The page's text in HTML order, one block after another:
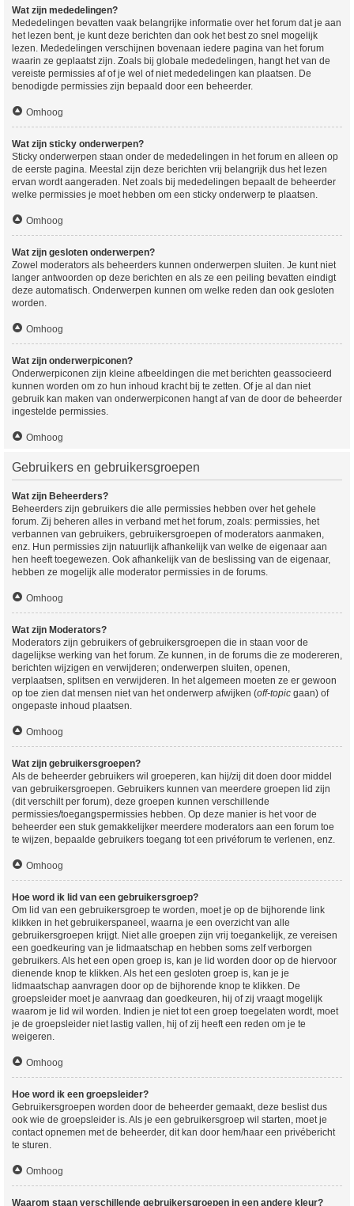
Wat zijn mededelingen?
Mededelingen bevatten vaak belangrijke informatie over het forum dat je aan
het lezen bent, je kunt deze berichten dan ook het best zo snel mogelijk
lezen. Mededelingen verschijnen bovenaan iedere pagina van het forum
waarin ze geplaatst zijn. Zoals bij globale mededelingen, hangt het van de
vereiste permissies af of je wel of niet mededelingen kan plaatsen. De
benodigde permissies zijn bepaald door een beheerder.
Omhoog
Wat zijn sticky onderwerpen?
Sticky onderwerpen staan onder de mededelingen in het forum en alleen op
de eerste pagina. Meestal zijn deze berichten vrij belangrijk dus het lezen
ervan wordt aangeraden. Net zoals bij mededelingen bepaalt de beheerder
welke permissies je moet hebben om een sticky onderwerp te plaatsen.
Omhoog
Wat zijn gesloten onderwerpen?
Zowel moderators als beheerders kunnen onderwerpen sluiten. Je kunt niet
langer antwoorden op deze berichten en als ze een peiling bevatten eindigt
deze automatisch. Onderwerpen kunnen om welke reden dan ook gesloten
worden.
Omhoog
Wat zijn onderwerpiconen?
Onderwerpiconen zijn kleine afbeeldingen die met berichten geassocieerd
kunnen worden om zo hun inhoud kracht bij te zetten. Of je al dan niet
gebruik kan maken van onderwerpiconen hangt af van de door de beheerder
ingestelde permissies.
Omhoog
Gebruikers en gebruikersgroepen
Wat zijn Beheerders?
Beheerders zijn gebruikers die alle permissies hebben over het gehele
forum. Zij beheren alles in verband met het forum, zoals: permissies, het
verbannen van gebruikers, gebruikersgroepen of moderators aanmaken,
enz. Hun permissies zijn natuurlijk afhankelijk van welke de eigenaar aan
hen heeft toegewezen. Ook afhankelijk van de beslissing van de eigenaar,
hebben ze mogelijk alle moderator permissies in de forums.
Omhoog
Wat zijn Moderators?
Moderators zijn gebruikers of gebruikersgroepen die in staan voor de
dagelijkse werking van het forum. Ze kunnen, in de forums die ze modereren,
berichten wijzigen en verwijderen; onderwerpen sluiten, openen,
verplaatsen, splitsen en verwijderen. In het algemeen moeten ze er gewoon
op toe zien dat mensen niet van het onderwerp afwijken (off-topic gaan) of
ongepaste inhoud plaatsen.
Omhoog
Wat zijn gebruikersgroepen?
Als de beheerder gebruikers wil groeperen, kan hij/zij dit doen door middel
van gebruikersgroepen. Gebruikers kunnen van meerdere groepen lid zijn
(dit verschilt per forum), deze groepen kunnen verschillende
permissies/toegangspermissies hebben. Op deze manier is het voor de
beheerder een stuk gemakkelijker meerdere moderators aan een forum toe
te wijzen, bepaalde gebruikers toegang tot een privéforum te verlenen, enz.
Omhoog
Hoe word ik lid van een gebruikersgroep?
Om lid van een gebruikersgroep te worden, moet je op de bijhorende link
klikken in het gebruikerspaneel, waarna je een overzicht van alle
gebruikersgroepen krijgt. Niet alle groepen zijn vrij toegankelijk, ze vereisen
een goedkeuring van je lidmaatschap en hebben soms zelf verborgen
gebruikers. Als het een open groep is, kan je lid worden door op de hiervoor
dienende knop te klikken. Als het een gesloten groep is, kan je je
lidmaatschap aanvragen door op de bijhorende knop te klikken. De
groepsleider moet je aanvraag dan goedkeuren, hij of zij vraagt mogelijk
waarom je lid wil worden. Indien je niet tot een groep toegelaten wordt, moet
je de groepsleider niet lastig vallen, hij of zij heeft een reden om je te
weigeren.
Omhoog
Hoe word ik een groepsleider?
Gebruikersgroepen worden door de beheerder gemaakt, deze beslist dus
ook wie de groepsleider is. Als je een gebruikersgroep wil starten, moet je
contact opnemen met de beheerder, dit kan door hem/haar een privébericht
te sturen.
Omhoog
Waarom staan verschillende gebruikersgroepen in een andere kleur?